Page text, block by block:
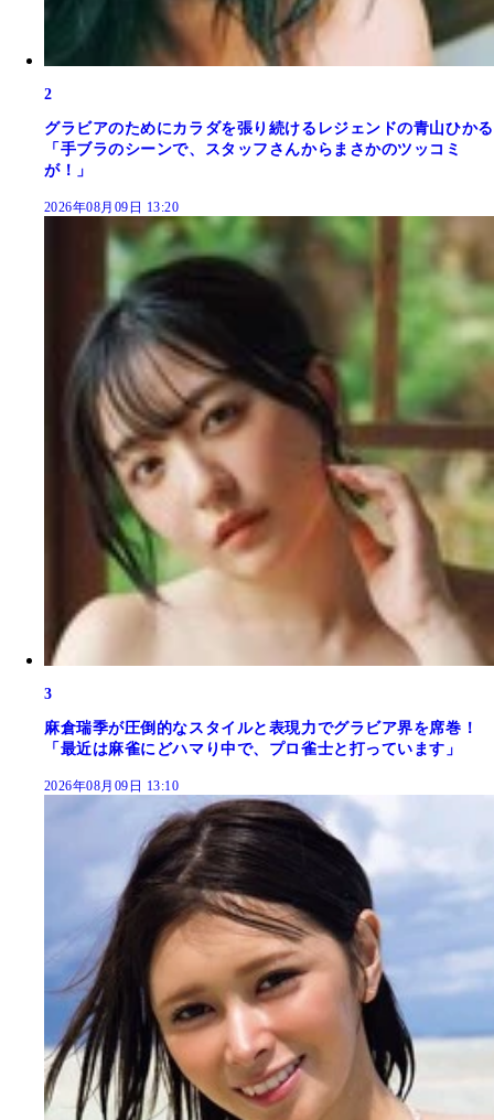
2
グラビアのためにカラダを張り続けるレジェンドの青山ひかる
「手ブラのシーンで、スタッフさんからまさかのツッコミ
が！」
2026年08月09日 13:20
3
麻倉瑞季が圧倒的なスタイルと表現力でグラビア界を席巻！
「最近は麻雀にどハマり中で、プロ雀士と打っています」
2026年08月09日 13:10